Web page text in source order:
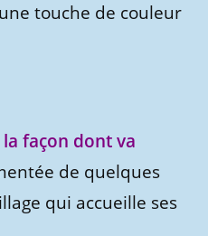
touche de couleur
façon dont va
de quelques
qui accueille ses